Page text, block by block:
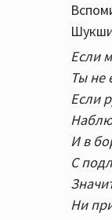
Если
Ты не
Если
И в
С
Ни